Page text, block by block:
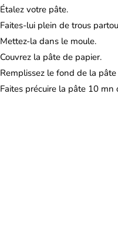
Étalez votre pâte.
Faites-lui plein de trous
Mettez-ladans le moule.
Couvrez la pâte de papier.
Remplissez le fond de la
Faites précuire la pâte 10